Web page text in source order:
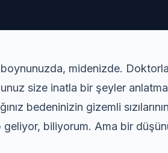
boynunuzda, midenizde.
size inatla bir şeyler
bedeninizin gizemli
geliyor, biliyorum. Ama bir